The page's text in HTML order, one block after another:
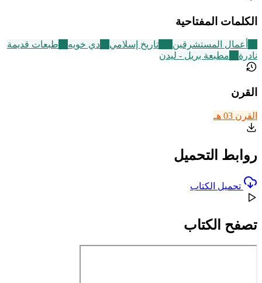
الكلمات المفتاحية
أعمال المستشرقين تاريخ إسلامي دي خويه
طبعات قديمة
نادرة
مطبعة بريل - ليدن
القرن
القرن 03 هـ
روابط التحميل
تحميل الكتاب
تصفح الكتاب